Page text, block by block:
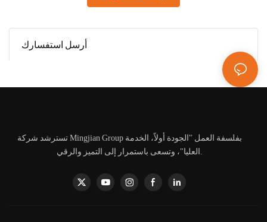
أرسل استفسارك
تسترشد شركة Mingjian Group بفلسفة العمل "الجودة أولاً، الخدمة
العليا"، وتسعى باستمرار إلى التميز والرقي.